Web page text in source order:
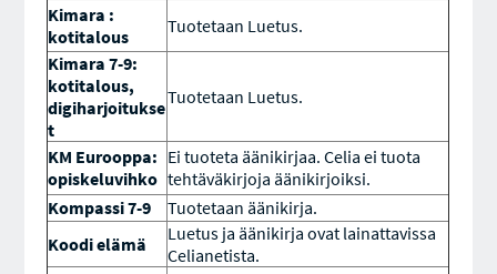
Kimara :
kotitalous
Tuotetaan Luetus.
Kimara 7-9:
kotitalous,
digiharjoitukse
t
Tuotetaan Luetus.
KM Eurooppa:
opiskeluvihko
Ei tuoteta äänikirjaa. Celia ei tuota
tehtäväkirjoja äänikirjoiksi.
Kompassi 7-9
Tuotetaan äänikirja.
Koodi elämä
Luetus ja äänikirja ovat lainattavissa
Celianetista.